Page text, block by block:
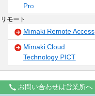
Pro
リモート
Mimaki Remote Access
Mimaki Cloud
Technology PICT
お問い合わせは営業所へ